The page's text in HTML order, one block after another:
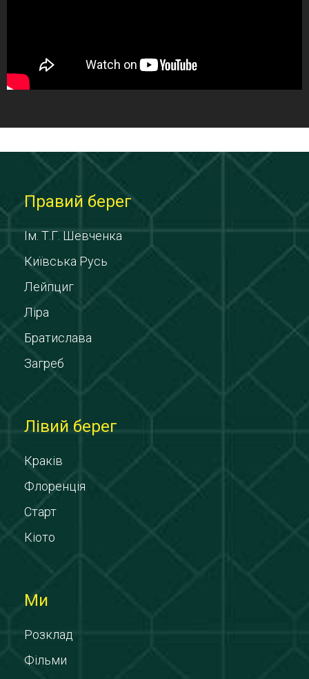
Правий берег
Ім. Т.Г. Шевченка
Київська Русь
Лейпциг
Ліра
Братислава
Загреб
Лівий берег
Краків
Флоренція
Старт
Кіото
Ми
Розклад
Фільми